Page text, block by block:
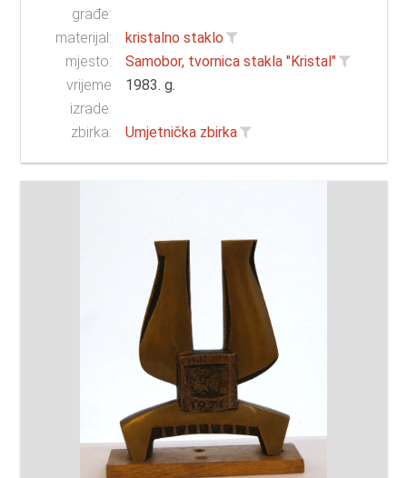
građe:
materijal:
kristalno staklo
mjesto:
Samobor, tvornica stakla "Kristal"
vrijeme
izrade:
1983. g.
zbirka: Umjetnička zbirka